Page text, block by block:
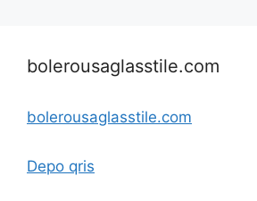
bolerousaglasstile.com
bolerousaglasstile.com
Depo qris